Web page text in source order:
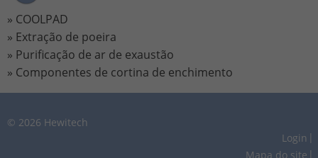
COOLPAD
Extração de poeira
Purificação de ar de exaustão
Componentes de cortina de enchimento
© 2026 Hewitech
Login
Mapa do site